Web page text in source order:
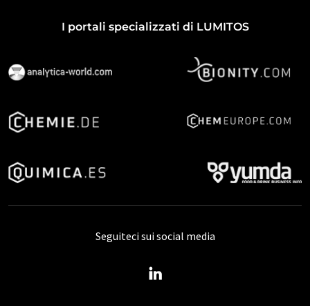
I portali specializzati di LUMITOS
Seguiteci sui social media